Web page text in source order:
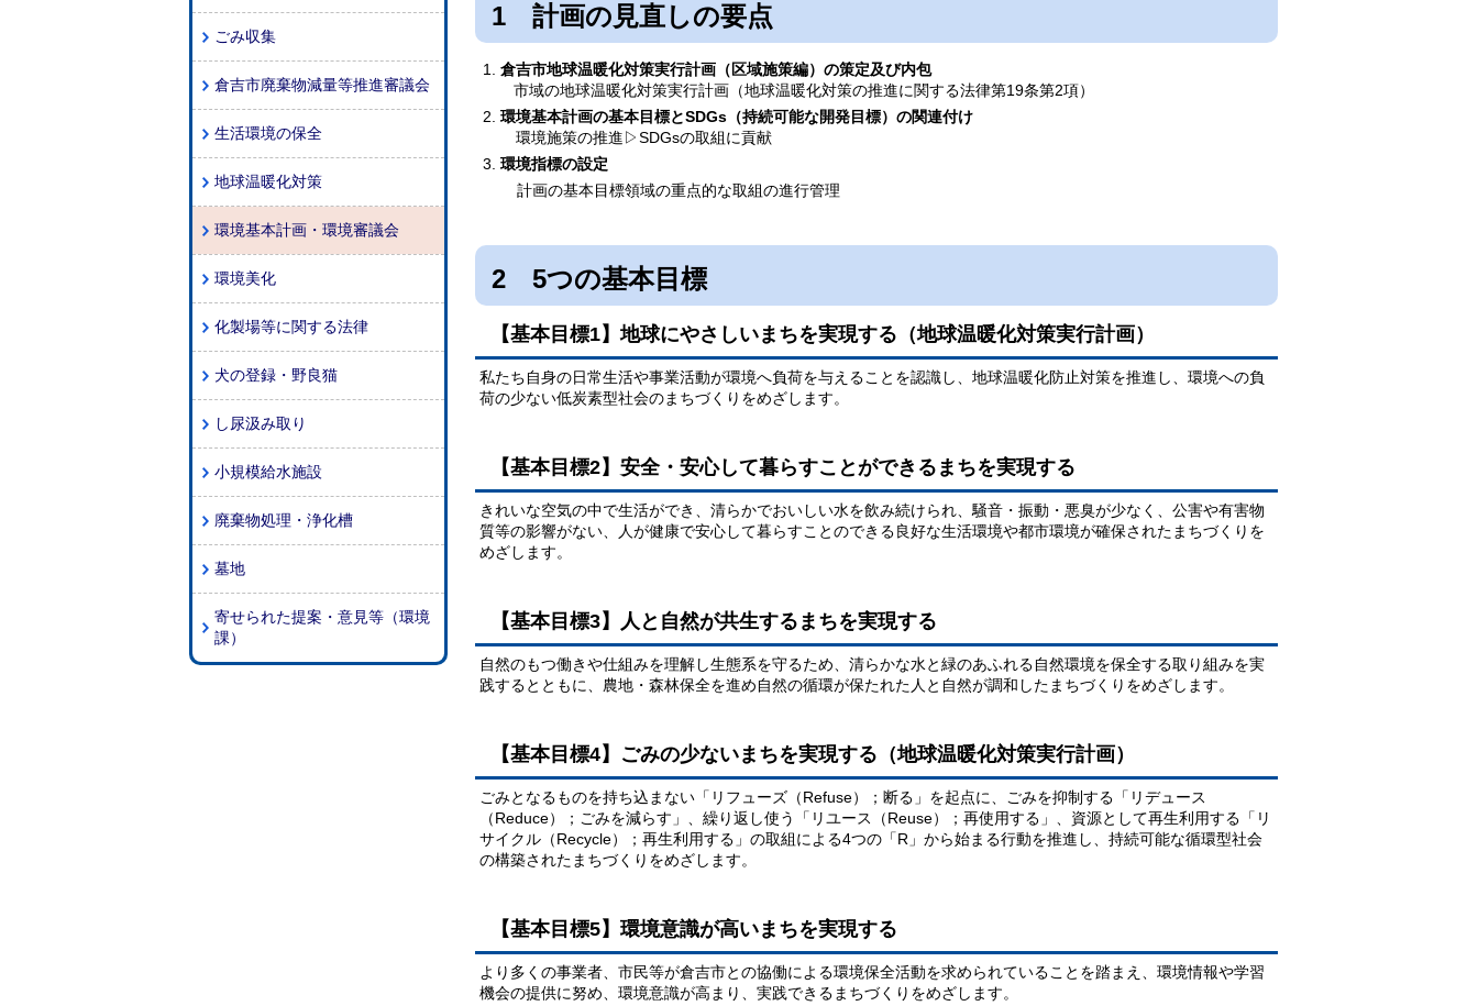
ごみ収集
倉吉市廃棄物減量等推進審議会
生活環境の保全
地球温暖化対策
環境基本計画・環境審議会
環境美化
化製場等に関する法律
犬の登録・野良猫
し尿汲み取り
小規模給水施設
廃棄物処理・浄化槽
墓地
寄せられた提案・意見等（環境
課）
1 計画の見直しの要点
倉吉市地球温暖化対策実行計画（区域施策編）の策定及び内包
市域の地球温暖化対策実行計画（地球温暖化対策の推進に関する法律第19条第2項）
環境基本計画の基本目標とSDGs（持続可能な開発目標）の関連付け
環境施策の推進▷SDGsの取組に貢献
環境指標の設定
計画の基本目標領域の重点的な取組の進行管理
2 5つの基本目標
【基本目標1】地球にやさしいまちを実現する（地球温暖化対策実行計画）
私たち自身の日常生活や事業活動が環境へ負荷を与えることを認識し、地球温暖化防止対策を推進し、環境への負
荷の少ない低炭素型社会のまちづくりをめざします。
【基本目標2】安全・安心して暮らすことができるまちを実現する
きれいな空気の中で生活ができ、清らかでおいしい水を飲み続けられ、騒音・振動・悪臭が少なく、公害や有害物
質等の影響がない、人が健康で安心して暮らすことのできる良好な生活環境や都市環境が確保されたまちづくりを
めざします。
【基本目標3】人と自然が共生するまちを実現する
自然のもつ働きや仕組みを理解し生態系を守るため、清らかな水と緑のあふれる自然環境を保全する取り組みを実
践するとともに、農地・森林保全を進め自然の循環が保たれた人と自然が調和したまちづくりをめざします。
【基本目標4】ごみの少ないまちを実現する（地球温暖化対策実行計画）
ごみとなるものを持ち込まない「リフューズ（Refuse）；断る」を起点に、ごみを抑制する「リデュース
（Reduce）；ごみを減らす」、繰り返し使う「リユース（Reuse）；再使用する」、資源として再生利用する「リ
サイクル（Recycle）；再生利用する」の取組による4つの「R」から始まる行動を推進し、持続可能な循環型社会
の構築されたまちづくりをめざします。
【基本目標5】環境意識が高いまちを実現する
より多くの事業者、市民等が倉吉市との協働による環境保全活動を求められていることを踏まえ、環境情報や学習
機会の提供に努め、環境意識が高まり、実践できるまちづくりをめざします。